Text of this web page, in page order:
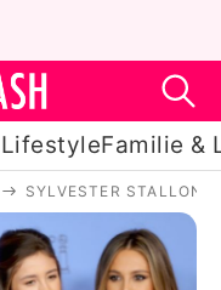
LifestyleFamilie &
SYLVESTER STALLONE